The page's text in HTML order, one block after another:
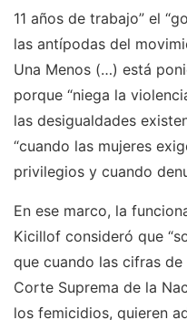
11 años de trabajo” el
las antípodas del
Una Menos (…) está
porque “niega la
las desigualdades
“cuando las mujeres
privilegios y cuando
En ese marco, la
Kicillof consideró que
que cuando las cifras
Corte Suprema de la
los femicidios, quieren